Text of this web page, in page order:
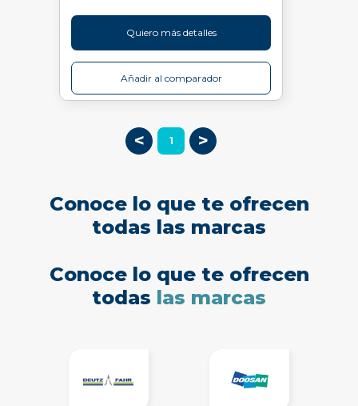
Quiero más detalles
Añadir al comparador
< 1 >
Conoce lo que te ofrecen
todas las marcas
Conoce lo que te ofrecen
todas las marcas